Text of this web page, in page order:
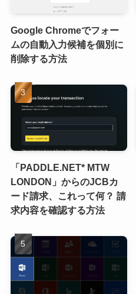
Google Chromeでフォー
ムの自動入力候補を個別に
削除する方法
「PADDLE.NET* MTW
LONDON」からのJCBカ
ード請求、これって何？ 請
求内容を確認する方法